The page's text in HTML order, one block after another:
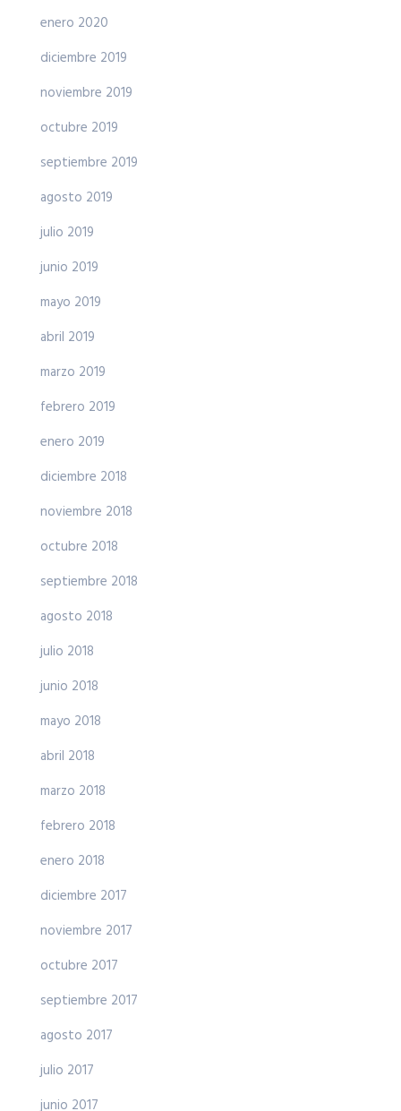
enero 2020
diciembre 2019
noviembre 2019
octubre 2019
septiembre 2019
agosto 2019
julio 2019
junio 2019
mayo 2019
abril 2019
marzo 2019
febrero 2019
enero 2019
diciembre 2018
noviembre 2018
octubre 2018
septiembre 2018
agosto 2018
julio 2018
junio 2018
mayo 2018
abril 2018
marzo 2018
febrero 2018
enero 2018
diciembre 2017
noviembre 2017
octubre 2017
septiembre 2017
agosto 2017
julio 2017
junio 2017